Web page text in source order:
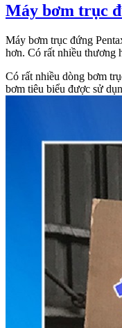
Máy bơm trục
Máy bơm trục đứng
hơn. Có rất nhiều thương
Có rất nhiều dòng bơm
bơm tiêu biểu được sử